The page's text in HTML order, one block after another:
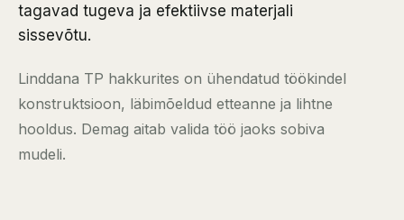
tagavad tugeva ja efektiivse materjali
sissevõtu.
Linddana TP hakkurites on ühendatud töökindel
konstruktsioon, läbimõeldud etteanne ja lihtne
hooldus. Demag aitab valida töö jaoks sobiva
mudeli.